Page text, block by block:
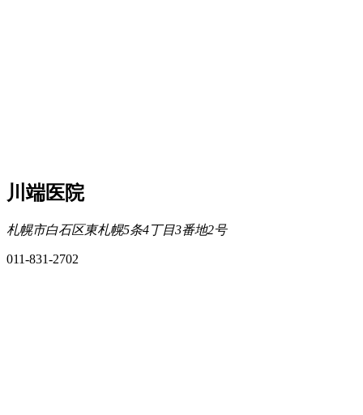
川端医院
札幌市白石区東札幌5条4丁目3番地2号
011-831-2702